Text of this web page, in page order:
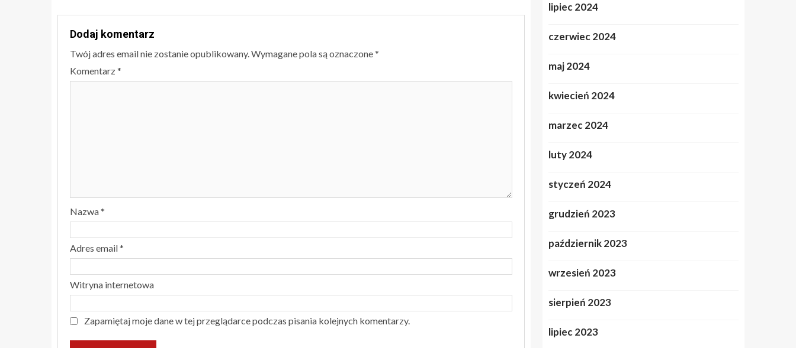
Dodaj komentarz
Twój adres email nie zostanie opublikowany.Wymagane pola są oznaczone*
Komentarz*
Nazwa*
Adres email*
Witryna internetowa
Zapamiętaj moje dane w tej przeglądarce podczas pisania kolejnych komentarzy.
lipiec 2024
czerwiec 2024
maj 2024
kwiecień 2024
marzec 2024
luty 2024
styczeń 2024
grudzień 2023
październik 2023
wrzesień 2023
sierpień 2023
lipiec 2023